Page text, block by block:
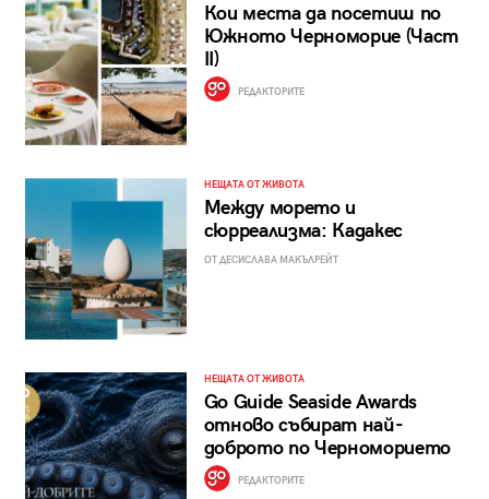
Кои места да посетиш по
Южното Черноморие (Част
II)
РЕДАКТОРИТЕ
НЕЩАТА ОТ ЖИВОТА
Между морето и
сюрреализма: Кадакес
ОТ ДЕСИСЛАВА МАКЪЛРЕЙТ
НЕЩАТА ОТ ЖИВОТА
Go Guide Seaside Awards
отново събират най-
доброто по Черноморието
РЕДАКТОРИТЕ